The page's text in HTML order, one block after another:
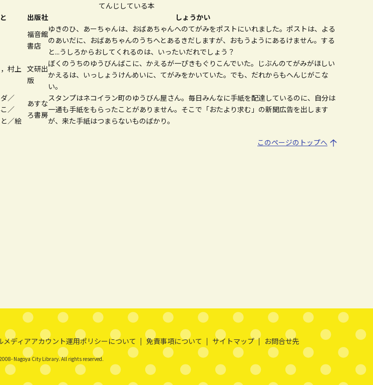
てんじしている本
出版社
しょうかい
福音館
書店
ゆきのひ、あーちゃんは、おばあちゃんへのてがみをポストにいれました。ポストは、よる
のあいだに、おばあちゃんのうちへとあるきだしますが、おもうようにあるけません。する
と...うしろからおしてくれるのは、いったいだれでしょう？
村上 文研出
版
ぼくのうちのゆうびんばこに、かえるが一ぴきもぐりこんでいた。じぶんのてがみがほしい
かえるは、いっしょうけんめいに、てがみをかいていた。でも、だれからもへんじがこな
い。
／
／
／絵
あすな
ろ書房
スタンプはネコイラン町のゆうびん屋さん。毎日みんなに手紙を配達しているのに、自分は
一通も手紙をもらったことがありません。そこで「おたより求む」の新聞広告を出します
が、来た手紙はつまらないものばかり。
このページのトップへ
メディアアカウント運用ポリシーについて 免責事項について サイトマップ お問合せ先
Nagoya City Library. All rights reserved.